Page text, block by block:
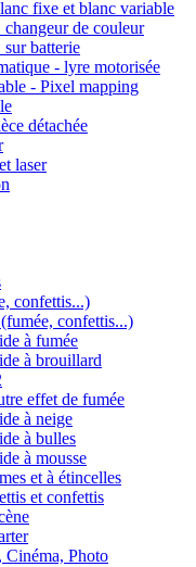
fixe et blanc variable
de couleur
batterie
- lyre motorisée
- Pixel mapping
détachée
laser
confettis...)
confettis...)
à fumée
à brouillard
effet de fumée
à neige
à bulles
à mousse
et à étincelles
et confettis
Cinéma, Photo